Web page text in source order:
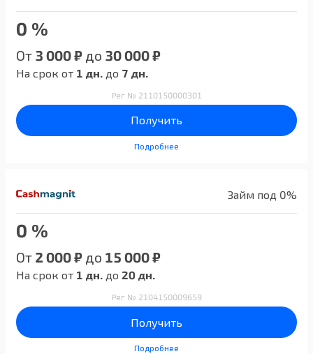
0 %
От 3 000 ₽ до 30 000 ₽
На срок от 1 дн. до 7 дн.
Рег № 2110150000301
Получить
Подробнее
Займ под 0%
0 %
От 2 000 ₽ до 15 000 ₽
На срок от 1 дн. до 20 дн.
Рег № 2104150009659
Получить
Подробнее